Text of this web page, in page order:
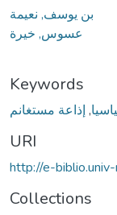
بن يوسف, نعيمة
عسوس, خيرة
Keywords
,إذاعة مستغانم
URI
http://e-
Collections